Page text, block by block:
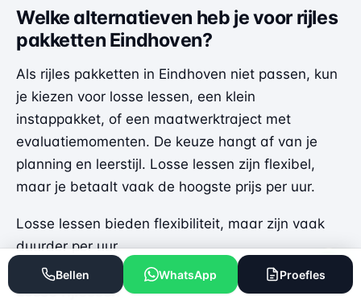
Welke alternatieven heb je voor rijles
pakketten Eindhoven?
Als rijles pakketten in Eindhoven niet passen, kun
je kiezen voor losse lessen, een klein
instappakket, of een maatwerktraject met
evaluatiemomenten. De keuze hangt af van je
planning en leerstijl. Losse lessen zijn flexibel,
maar je betaalt vaak de hoogste prijs per uur.
Losse lessen bieden flexibiliteit, maar zijn vaak
duurder per uur.
Losse rijlessen
Bellen WhatsApp Proefles